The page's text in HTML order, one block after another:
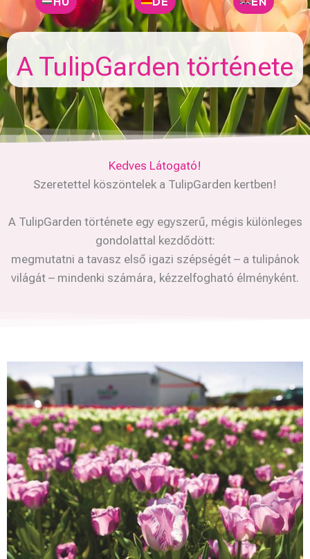
A TulipGarden története
Kedves Látogató!
Szeretettel köszöntelek a TulipGarden kertben!
A TulipGarden története egy egyszerű, mégis különleges
gondolattal kezdődött:
megmutatni a tavasz első igazi szépségét – a tulipánok
világát – mindenki számára, kézzelfogható élményként.